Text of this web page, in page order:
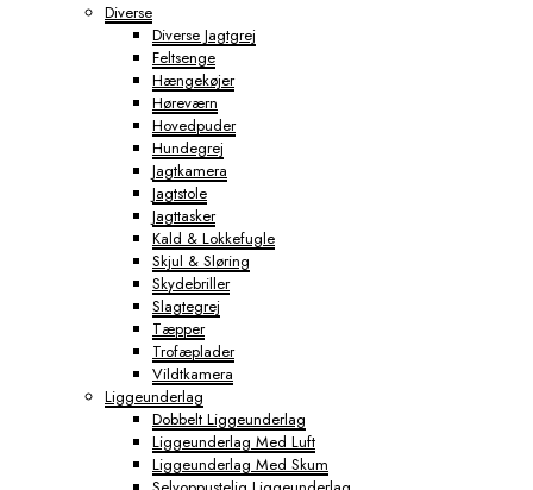
Diverse
Diverse Jagtgrej
Feltsenge
Hængekøjer
Høreværn
Hovedpuder
Hundegrej
Jagtkamera
Jagtstole
Jagttasker
Kald & Lokkefugle
Skjul & Sløring
Skydebriller
Slagtegrej
Tæpper
Trofæplader
Vildtkamera
Liggeunderlag
Dobbelt Liggeunderlag
Liggeunderlag Med Luft
Liggeunderlag Med Skum